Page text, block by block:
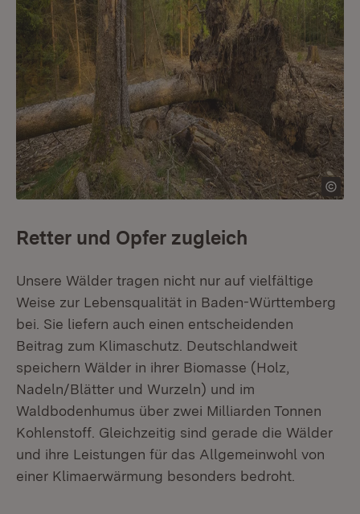
Retter und Opfer zugleich
Unsere Wälder tragen nicht nur auf vielfältige
Weise zur Lebensqualität in Baden-Württemberg
bei. Sie liefern auch einen entscheidenden
Beitrag zum Klimaschutz. Deutschlandweit
speichern Wälder in ihrer Biomasse (Holz,
Nadeln/Blätter und Wurzeln) und im
Waldbodenhumus über zwei Milliarden Tonnen
Kohlenstoff. Gleichzeitig sind gerade die Wälder
und ihre Leistungen für das Allgemeinwohl von
einer Klimaerwärmung besonders bedroht.